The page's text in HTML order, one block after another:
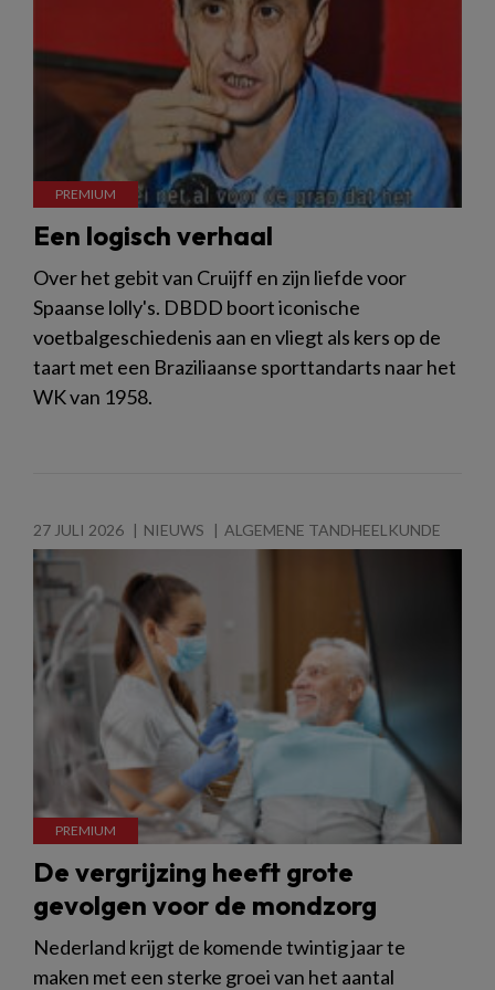
Een logisch verhaal
Over het gebit van Cruijff en zijn liefde voor
Spaanse lolly's. DBDD boort iconische
voetbalgeschiedenis aan en vliegt als kers op de
taart met een Braziliaanse sporttandarts naar het
WK van 1958.
27 JULI 2026 NIEUWS ALGEMENE TANDHEELKUNDE
De vergrijzing heeft grote
gevolgen voor de mondzorg
Nederland krijgt de komende twintig jaar te
maken met een sterke groei van het aantal